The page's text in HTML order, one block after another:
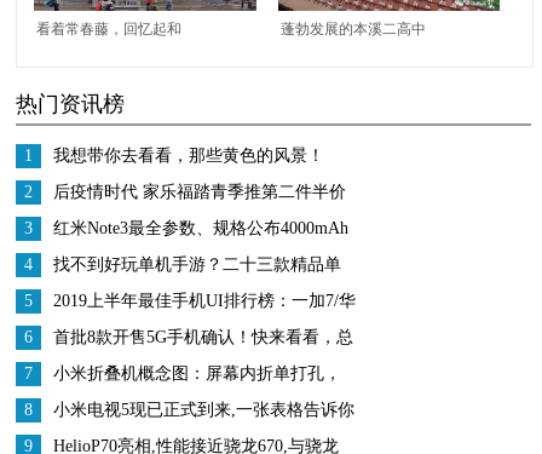
看着常春藤，回忆起和
好想再对她说句您好
蓬勃发展的本溪二高中
热门资讯榜
1
我想带你去看看，那些黄色的风景！
2
后疫情时代 家乐福踏青季推第二件半价
迎报复性消费
3
红米Note3最全参数、规格公布4000mAh
超级电池
4
找不到好玩单机手游？二十三款精品单
机手机游戏合集推荐给你
5
2019上半年最佳手机UI排行榜：一加7/华
为领衔
6
首批8款开售5G手机确认！快来看看，总
有一款你喜欢
7
小米折叠机概念图：屏幕内折单打孔，
后置双摄有2块屏幕
8
小米电视5现已正式到来,一张表格告诉你
都有哪些具体提升
9 HelioP70亮相,性能接近骁龙670,与骁龙